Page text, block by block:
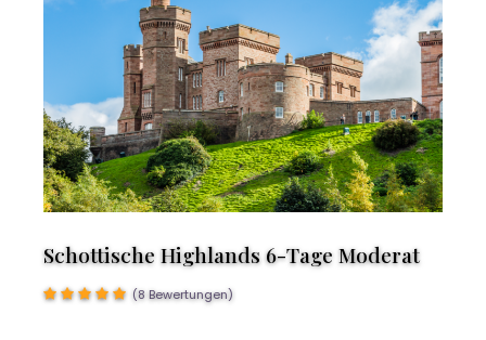
Schottische Highlands 6-Tage Moderat
(8 Bewertungen)